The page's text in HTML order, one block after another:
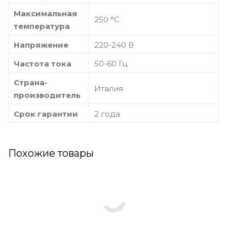
Максимальная
температура
250 °C
Напряжение
220-240 В
Частота тока
50-60 Гц
Страна-
производитель
Италия
Срок гарантии 2 года
Похожие товары